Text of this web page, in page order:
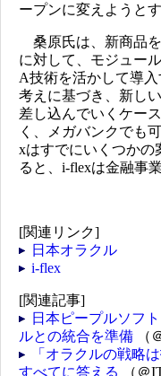
ープンに変えようと
桑原氏は、新商品
に対して、モジュー
A技術を活かして導
考えに基づき、新し
差し込んでいくケー
く、メガバンクでも
xはすでにいくつかの
ると、i-flexは金融事
[関連リンク]
日本オラクル
i-flex
[関連記事]
日本ピープルソフ
ルとの統合を準備 （
「オラクルの戦略
すべてに答える
（＠